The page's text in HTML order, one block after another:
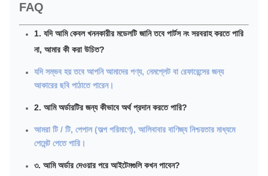
FAQ
1. যদি আমি কেবল খননকারীর মডেলটি জানি তবে পার্টস নং সরবরাহ করতে পারি
না, আমার কী করা উচিত?
যদি সম্ভব হয় তবে আপনি আমাদের পণ্য, নেমপ্লেট বা রেফারেন্সের জন্য
আকারের ছবি পাঠাতে পারেন।
2. আমি অর্ডারটির জন্য কীভাবে অর্থ প্রদান করতে পারি?
আমরা টি / টি, পেপাল (অল্প পরিমাণে), আলিবাবার বাণিজ্য নিশ্চয়তার মাধ্যমে
পেমেন্ট পেতে পারি।
৩. আমি অর্ডার দেওয়ার পরে আইটেমগুলি কখন পাবেন?